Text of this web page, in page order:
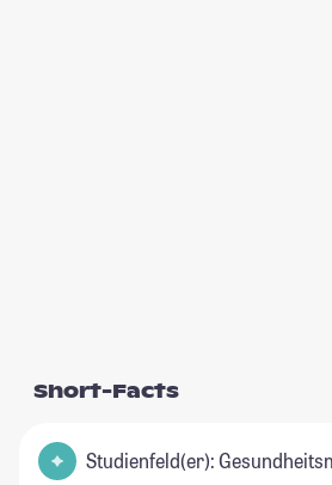
Short-Facts
Studienfeld(er):